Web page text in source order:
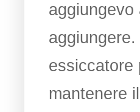
aggiungevo
essiccatore
mantenere